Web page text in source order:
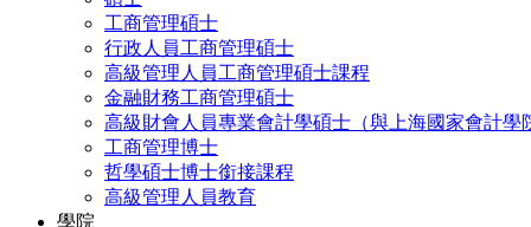
工商管理碩士
行政人員工商管理碩士
高級管理人員工商管理碩士課程
金融財務工商管理碩士
高級財會人員專業會計學碩士（與上海國家會計學
工商管理博士
哲學碩士博士銜接課程
高級管理人員教育
學院